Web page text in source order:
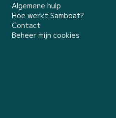
Algemene hulp
Hoe werkt Samboat?
Contact
Beheer mijn cookies